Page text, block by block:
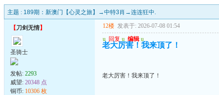
主题 : 189期：新澳门【心灵之旅】→中特3肖→连连狂中.
【刀剑无情】
圣骑士
发帖: 2293
威望: 20348 点
铜币: 10306 枚
12楼 发表于: 2026-07-08 01:54
u 回复 u 编辑 u
老大厉害！我来顶了！
老大厉害！我来顶了！